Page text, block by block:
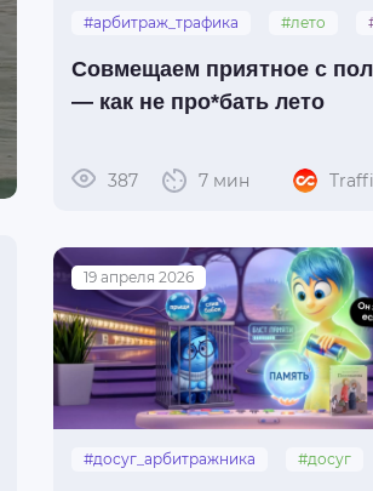
#арбитраж_трафика #лето
Совмещаем приятное с
— как не про*бать лето
387 7 мин
19 апреля 2026
#досуг_арбитражника
#досуг